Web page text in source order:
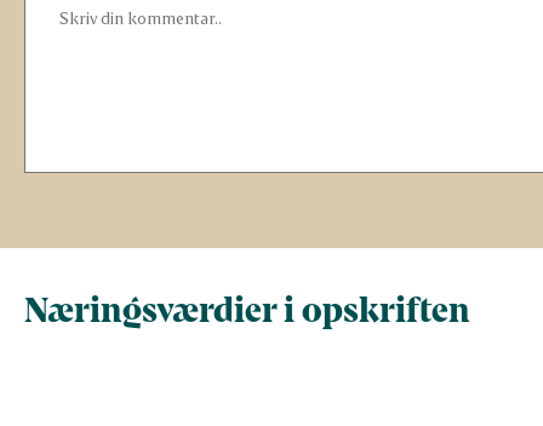
Næringsværdier i opskriften